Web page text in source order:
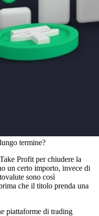
termine?
Profit per chiudere la
un certo importo, invece di
sono così
che il titolo prenda una
piattaforme di trading